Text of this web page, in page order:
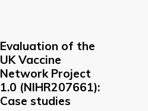
Evaluation of the
UK Vaccine
Network Project
1.0 (NIHR207661):
Case studies